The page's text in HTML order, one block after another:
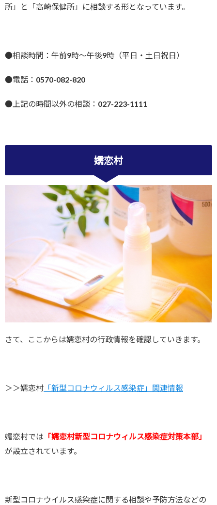
所」と「高崎保健所」に相談する形となっています。
●相談時間：午前9時〜午後9時（平日・土日祝日）
●電話：0570-082-820
●上記の時間以外の相談：027-223-1111
嬬恋村
さて、ここからは嬬恋村の行政情報を確認していきます。
＞＞嬬恋村 「新型コロナウィルス感染症」関連情報
嬬恋村では 「嬬恋村新型コロナウィルス感染症対策本部」
が設立されています。
新型コロナウイルス感染症に関する相談や予防方法などの